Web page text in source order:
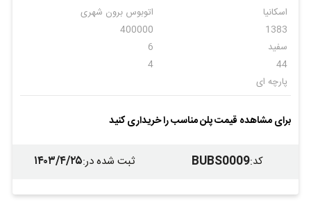
اسکانیا
اتوبوس برون شهری
1383
400000
سفید
6
44
4
پارچه ای
برای مشاهده قیمت پلن مناسب را خریداری کنید
کد:
BUBS0009 ثبت شده در:۱۴۰۳/۴/۲۵